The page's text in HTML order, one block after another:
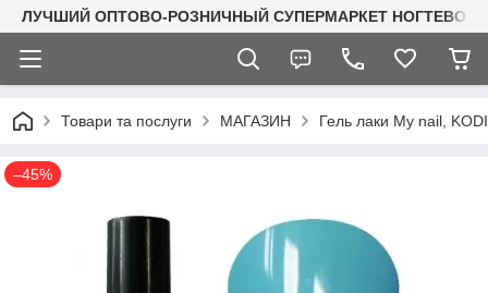
ЛУЧШИЙ ОПТОВО-РОЗНИЧНЫЙ СУПЕРМАРКЕТ
Товари та послуги МАГАЗИН Гель лаки My nail,
–45%